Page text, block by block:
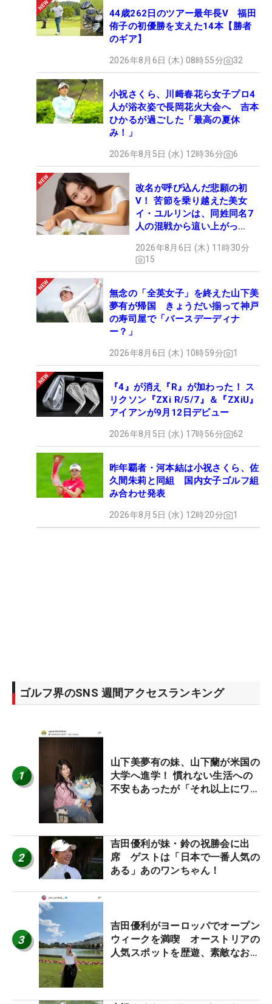
44歳262日のツアー最年長V 福田
侑子の初優勝を支えた14本【勝者
のギア】
2026年8月6日 (木) 08時55分 32
小祝さくら、川﨑春花ら女子プロ4
人が浴衣姿で長岡花火大会へ 吉本
ひかるが過ごした「最高の夏休
み！」
2026年8月5日 (水) 12時36分 6
改名が呼び込んだ悲願の初
V！ 苦節を乗り越えた美女
イ・ユルリンは、同姓同名7
人の混戦から這い上がっ
2026年8月6日 (木) 11時30分
15
無念の「全英女子」を終えた山下美
夢有が帰国 きょうだい揃って神戸
の寿司屋で「バースデーディナ
ー？」
2026年8月6日 (木) 10時59分 1
『4』が消え『R』が加わった！ ス
リクソン『ZXi R/5/7』＆『ZXiU』
アイアンが9月12日デビュー
2026年8月5日 (水) 17時56分 62
昨年覇者・河本結は小祝さくら、佐
久間朱莉と同組 国内女子ゴルフ組
み合わせ発表
2026年8月5日 (水) 12時20分 1
ゴルフ界のSNS 週間アクセスランキング
1
山下美夢有の妹、山下蘭が米国の
大学へ進学！ 慣れない生活への
不安もあったが「それ以上にワク
2
吉田優利が妹・鈴の祝勝会に出
席 ゲストは「日本で一番人気の
ある」あのワンちゃん！
3
吉田優利がヨーロッパでオープン
ウィークを満喫 オーストリアの
人気スポットを歴遊、素敵なお土